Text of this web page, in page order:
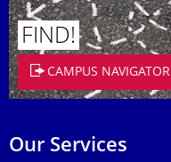
FIND!
CAMPUS NAVIGATOR
Our Services